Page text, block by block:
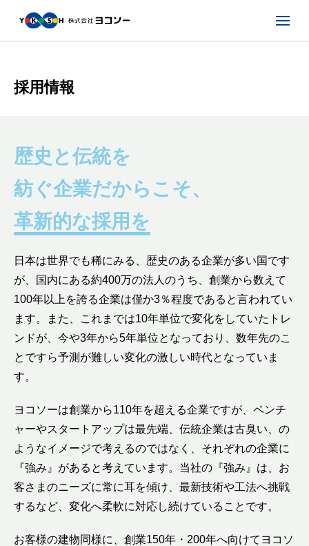
採用情報
歴史と伝統を
紡ぐ企業だからこそ、
革新的な採用を
日本は世界でも稀にみる、歴史のある企業が多い国です
が、国内にある約400万の法人のうち、創業から数えて
100年以上を誇る企業は僅か3％程度であると言われてい
ます。また、これまでは10年単位で変化をしていたトレ
ンドが、今や3年から5年単位となっており、数年先のこ
とですら予測が難しい変化の激しい時代となっていま
す。
ヨコソーは創業から110年を超える企業ですが、ベンチ
ャーやスタートアップは最先端、伝統企業は古臭い、の
ようなイメージで考えるのではなく、それぞれの企業に
『強み』があると考えています。当社の『強み』は、お
客さまのニーズに常に耳を傾け、最新技術や工法へ挑戦
するなど、変化へ柔軟に対応し続けていることです。
お客様の建物同様に、創業150年・200年へ向けてヨコソ